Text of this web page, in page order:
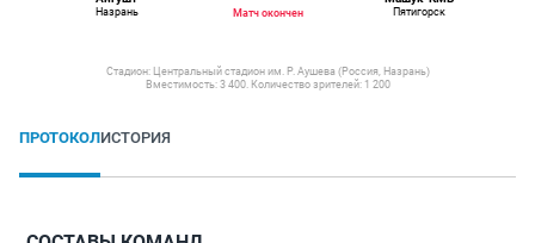
Назрань Матч окончен Пятигорск
Стадион: Центральный стадион им. Р. Аушева (Россия, Назрань)
Вместимость: 3 400. Количество зрителей: 1 200
ПРОТОКОЛИСТОРИЯ